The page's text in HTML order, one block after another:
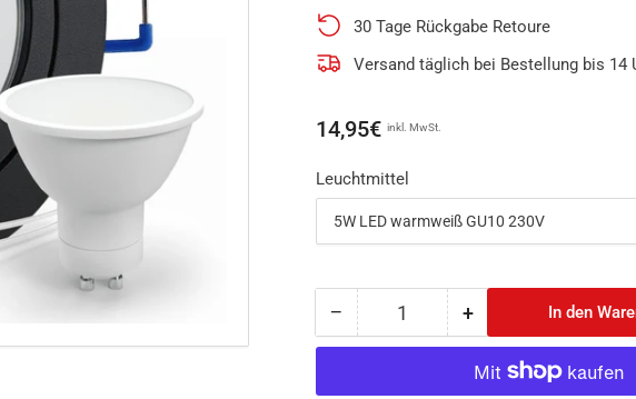
30 Tage Rückgabe Retoure
Versand täglich bei Bestellung bis 14
Normaler
14,95€ inkl. MwSt.
Leuchtmittel
− Menge
reduzieren
LED
Anzahl +Menge
erhöhen
für
LED
In den